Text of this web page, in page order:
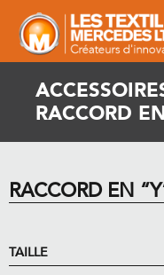
RACCORD
RACCORD EN
TAILLE